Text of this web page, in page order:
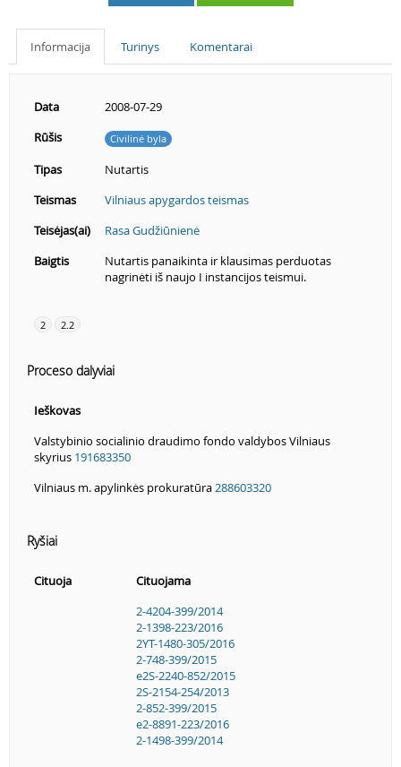
Informacija Turinys Komentarai
Data
2008-07-29
Rūšis
Civilinė byla
Tipas
Nutartis
Teismas
Vilniaus apygardos teismas
Teisėjas(ai)
Rasa Gudžiūnienė
Baigtis
Nutartis panaikinta ir klausimas perduotas
nagrinėti iš naujo I instancijos teismui.
2 2.2
Proceso dalyviai
Ieškovas
Valstybinio socialinio draudimo fondo valdybos Vilniaus
skyrius 191683350
Vilniaus m. apylinkės prokuratūra 288603320
Ryšiai
Cituoja
Cituojama
2-4204-399/2014
2-1398-223/2016
2YT-1480-305/2016
2-748-399/2015
e2S-2240-852/2015
2S-2154-254/2013
2-852-399/2015
e2-8891-223/2016
2-1498-399/2014